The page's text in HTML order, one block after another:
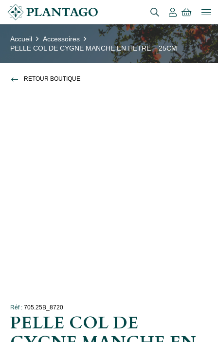
Accueil
Accessoires
PELLE COL DE CYGNE MANCHE EN HETRE – 25CM
RETOUR BOUTIQUE
Réf : 705.25B_8720
PELLE COL DE